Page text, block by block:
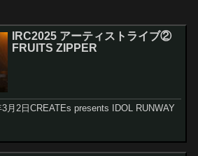
IRC2025 アーティストライブ②
FRUITS ZIPPER
月2日CREATEs presents IDOL RUNWAY